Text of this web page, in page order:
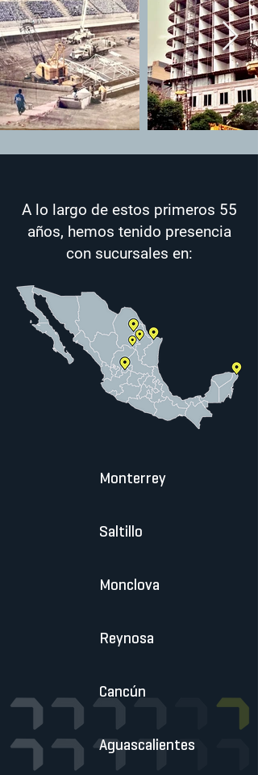
A lo largo de estos primeros 55
años, hemos tenido presencia
con sucursales en:
Monterrey
Saltillo
Monclova
Reynosa
Cancún
Aguascalientes